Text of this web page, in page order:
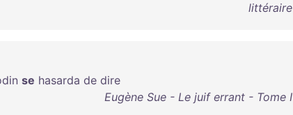
littéraire
se hasarda de dire
Eugène Sue - Le juif errant - Tome I